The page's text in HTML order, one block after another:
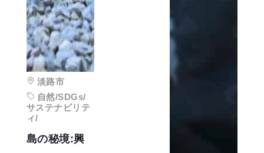
淡路市
自然/SDGs/
サステナビリテ
ィ/
島の秘境:興